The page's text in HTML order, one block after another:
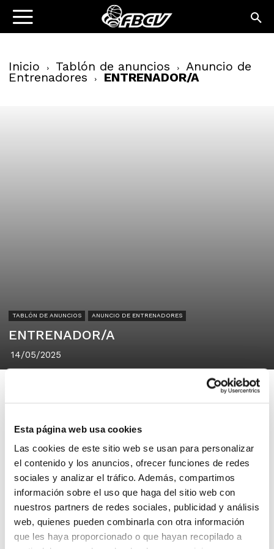
Esta página web usa cookies
Las cookies de este sitio web se usan para personalizar
el contenido y los anuncios, ofrecer funciones de redes
sociales y analizar el tráfico. Además, compartimos
información sobre el uso que haga del sitio web con
nuestros partners de redes sociales, publicidad y análisis
web, quienes pueden combinarla con otra información
que les haya proporcionado o que hayan recopilado a
Inicio Tablón de anuncios Anuncio de
Entrenadores ENTRENADOR/A
TABLÓN DE ANUNCIOS ANUNCIO DE ENTRENADORES
ENTRENADOR/A
14/05/2025
Bàsquet Gata
Gata de Gorgos (Alicante)
Se necesitan entrenadores/as para la
temporada 2025/2026 en el Bàsquet
Gata (Gata de Gorgos, Alicante).